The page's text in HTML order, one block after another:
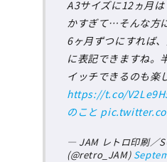
A3サイズに12ヵ月
かすぎて…そんな方
6ヶ月ずつにすれば
に表記できますね。
イッチできるのも楽
https://t.co/
のこと
— JAM レトロ印刷／
(@retro_JAM)